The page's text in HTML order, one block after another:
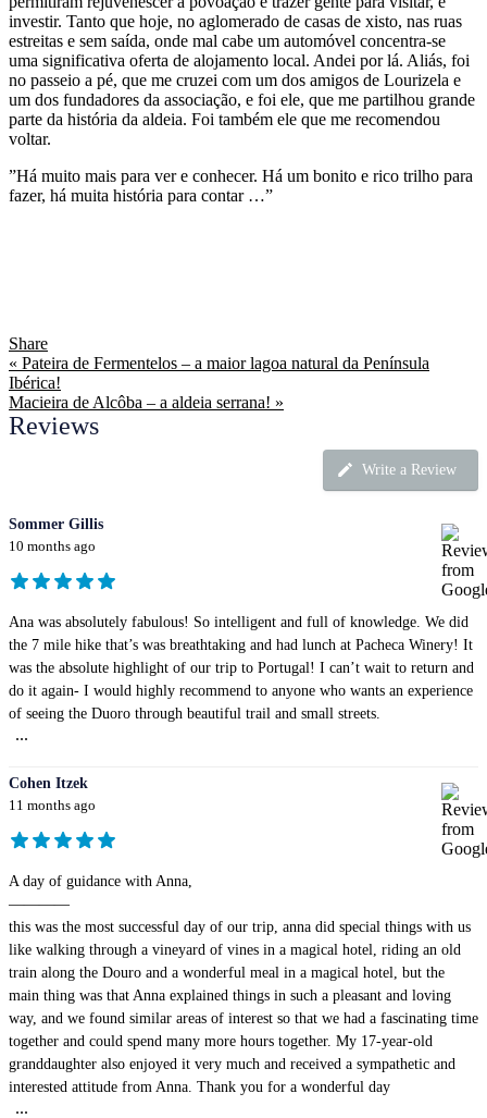
investir. Tanto que hoje, no aglomerado de casas de xisto, nas ruas
estreitas e sem saída, onde mal cabe um automóvel concentra-se
uma significativa oferta de alojamento local. Andei por lá. Aliás, foi
no passeio a pé, que me cruzei com um dos amigos de Lourizela e
um dos fundadores da associação, e foi ele, que me partilhou grande
parte da história da aldeia. Foi também ele que me recomendou
voltar.
”Há muito mais para ver e conhecer. Há um bonito e rico trilho para
fazer, há muita história para contar …”
Share
« Pateira de Fermentelos – a maior lagoa natural da Península
Ibérica!
Macieira de Alcôba – a aldeia serrana! »
Reviews
Write a Review
Sommer Gillis
10 months ago
Ana was absolutely fabulous! So intelligent and full of knowledge. We did
the 7 mile hike that’s was breathtaking and had lunch at Pacheca Winery! It
was the absolute highlight of our trip to Portugal! I can’t wait to return and
do it again- I would highly recommend to anyone who wants an experience
of seeing the Duoro through beautiful trail and small streets.
...
Cohen Itzek
11 months ago
A day of guidance with Anna,
————
this was the most successful day of our trip, anna did special things with us
like walking through a vineyard of vines in a magical hotel, riding an old
train along the Douro and a wonderful meal in a magical hotel, but the
main thing was that Anna explained things in such a pleasant and loving
way, and we found similar areas of interest so that we had a fascinating time
together and could spend many more hours together. My 17-year-old
granddaughter also enjoyed it very much and received a sympathetic and
interested attitude from Anna. Thank you for a wonderful day
...